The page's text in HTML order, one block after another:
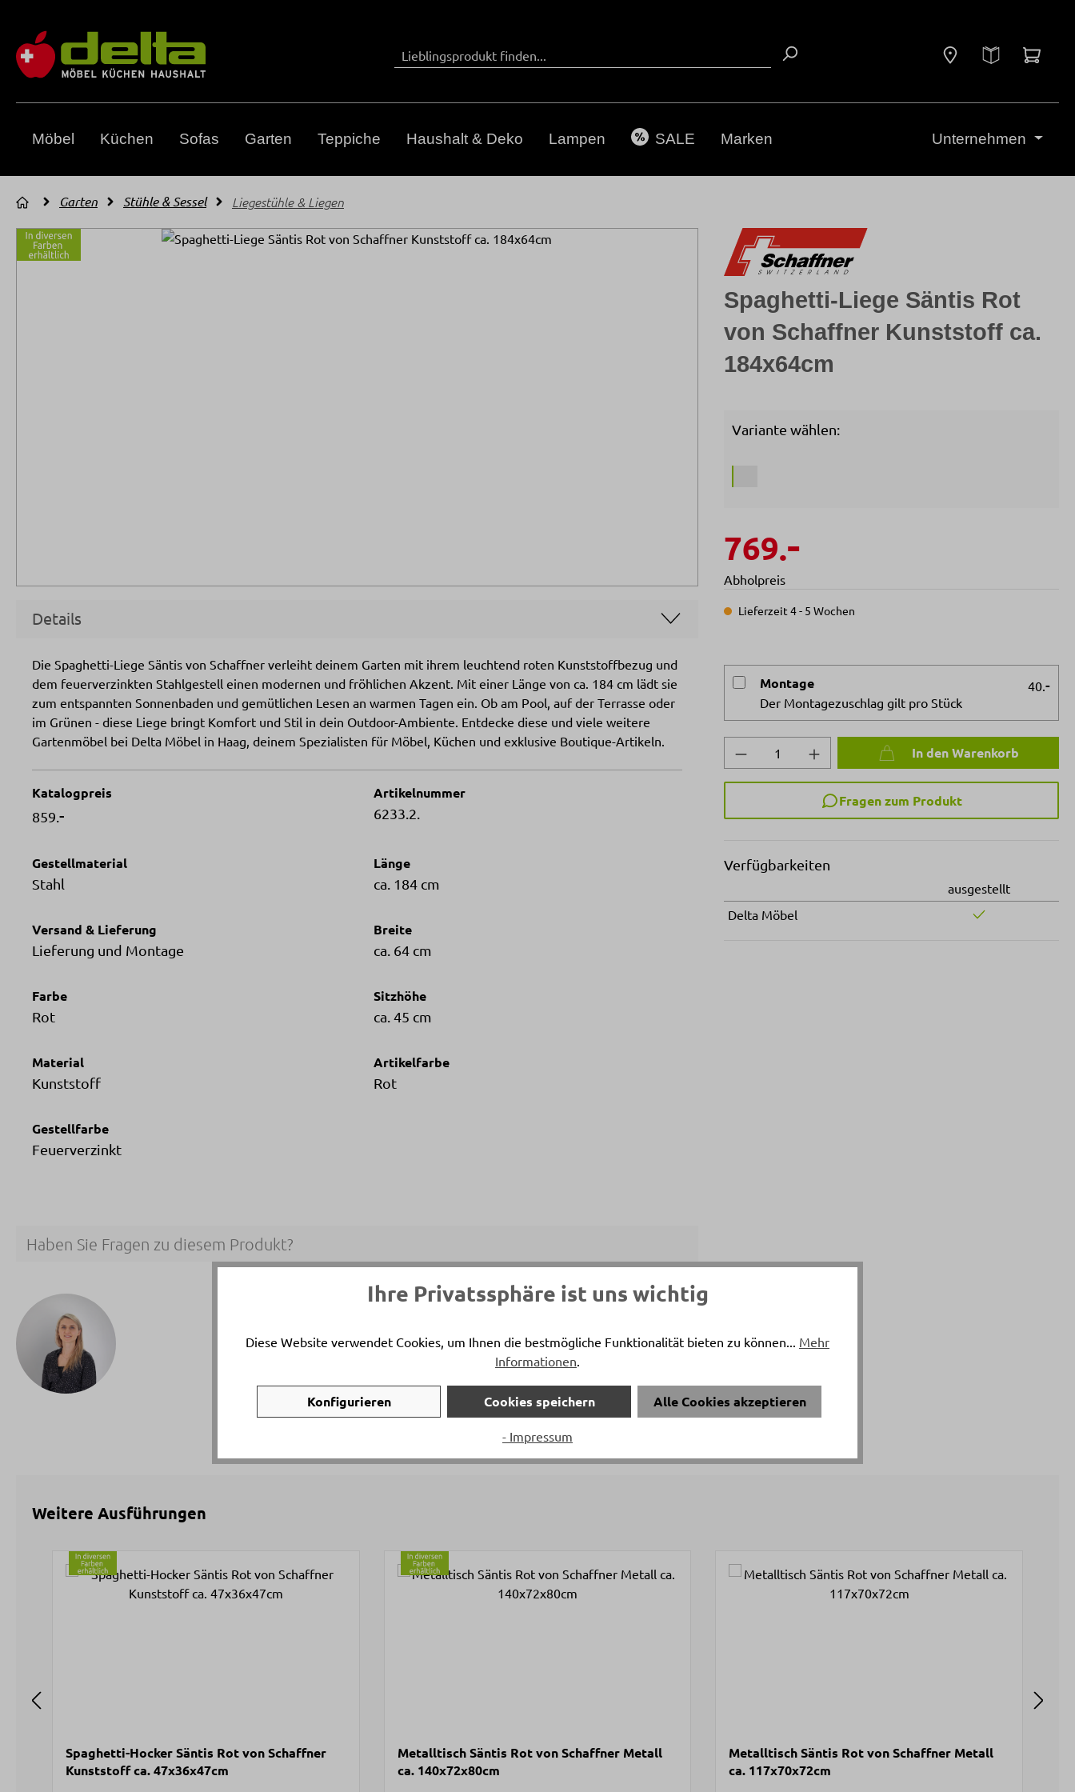
Möbel Küchen Sofas Garten Teppiche Haushalt & Deko Lampen SALE Marken Unternehmen
Garten Stühle & Sessel Liegestühle & Liegen
Bildergalerie überspringen
Spaghetti-Liege Säntis Rot
von Schaffner Kunststoff ca.
184x64cm
Variante wählen:
769.-
Abholpreis
Lieferzeit 4 - 5 Wochen
Montage
Der Montagezuschlag gilt pro Stück
40.-
Produkt Anzahl: Gib denIn den Warenkorb
Fragen zum Produkt
Verfügbarkeiten
ausgestellt
Delta Möbel
Details
Die Spaghetti-Liege Säntis von Schaffner verleiht deinem Garten mit ihrem leuchtend roten Kunststoffbezug und
dem feuerverzinkten Stahlgestell einen modernen und fröhlichen Akzent. Mit einer Länge von ca. 184 cm lädt sie
zum entspannten Sonnenbaden und gemütlichen Lesen an warmen Tagen ein. Ob am Pool, auf der Terrasse oder
im Grünen - diese Liege bringt Komfort und Stil in dein Outdoor-Ambiente. Entdecke diese und viele weitere
Gartenmöbel bei Delta Möbel in Haag, deinem Spezialisten für Möbel, Küchen und exklusive Boutique-Artikeln.
Katalogpreis
859.-
Artikelnummer
6233.2.
Gestellmaterial
Stahl
Länge
ca. 184 cm
Versand & Lieferung
Lieferung und Montage
Breite
ca. 64 cm
Farbe
Rot
Sitzhöhe
ca. 45 cm
Material
Kunststoff
Artikelfarbe
Rot
Gestellfarbe
Feuerverzinkt
Haben Sie Fragen zu diesem Produkt?
Ihr persönlicher Ansprechpartner
Email:n.teczar@delta-moebel.ch
Weitere Ausführungen
Produktgalerie überspringen
Spaghetti-Hocker Säntis Rot von Schaffner
Kunststoff ca. 47x36x47cm
Metalltisch Säntis Rot von Schaffner Metall
ca. 140x72x80cm
Metalltisch Säntis Rot von Schaffner Metall
ca. 117x70x72cm
Ihre Privatssphäre ist uns wichtig
Diese Website verwendet Cookies, um Ihnen die bestmögliche Funktionalität bieten zu können... Mehr
Informationen
Konfigurieren Cookies speichern Alle Cookies akzeptieren
- Impressum